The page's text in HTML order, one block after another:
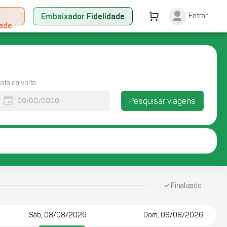
Embaixador Fidelidade Entrar
da volta
event Pesquisar viagens
Finalizado
Sáb, 08/08/2026 Dom, 09/08/2026